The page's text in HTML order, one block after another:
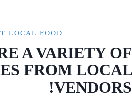
LOCAL FOOD!
A VARIETY OF
FROM LOCAL
VENDORS!